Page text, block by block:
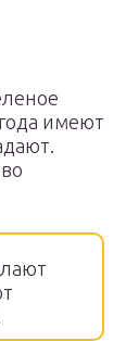
имеют